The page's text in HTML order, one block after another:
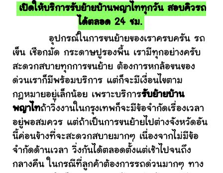
เปิดให้บริการรับย้ายบ้านพญาไททุกวัน สอบคิวรถ
ได้ตลอด 24 ชม.
อุปกรณ์ในการขนย้ายของเราครบครัน รถ
เข็น เชือกมัด กระดาษปูรองพื้น เรามีทุกอย่างครับ
สะดวกสบายทุกการขนย้าย ต้องการหกล้อขนของ
ด่วนเราก็มีพร้อมบริการ แต่ก็จะมีเงื่อนไขตาม
กฎหมายอยู่เล็กน้อย เพราะบริการรับย้ายบ้าน
พญาไทถ้าวิ่งงานในกรุงเทพก็จะมีข้อจำกัดเรื่องเวลา
อยู่พอสมควร แต่ถ้าเป็นการขนย้ายไปต่างจังหวัดอัน
นี้ค่อนข้างที่จะสะดวกสบายมากๆ เนื่องจากไม่มีข้อ
จำกัดด้านเวลา วิ่งกันได้ตลอดตั้งแต่เช้าไปจนถึง
กลางคืน ในกรณีที่ลูกค้าต้องการรถด่วนมากๆ ทาง